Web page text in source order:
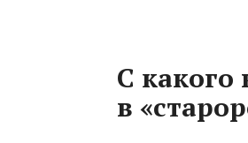
С какого
в